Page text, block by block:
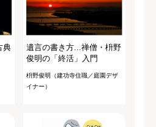
典
遺言の書き方...禅僧・枡野
俊明の「終活」入門
枡野俊明（建功寺住職／庭園デザ
イナー）